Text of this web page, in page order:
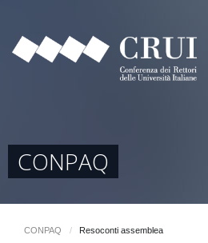
CONPAQ
CONPAQ / Resoconti assemblea